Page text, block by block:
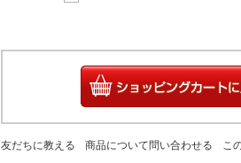
友だちに教える 商品について問い合わせる こ